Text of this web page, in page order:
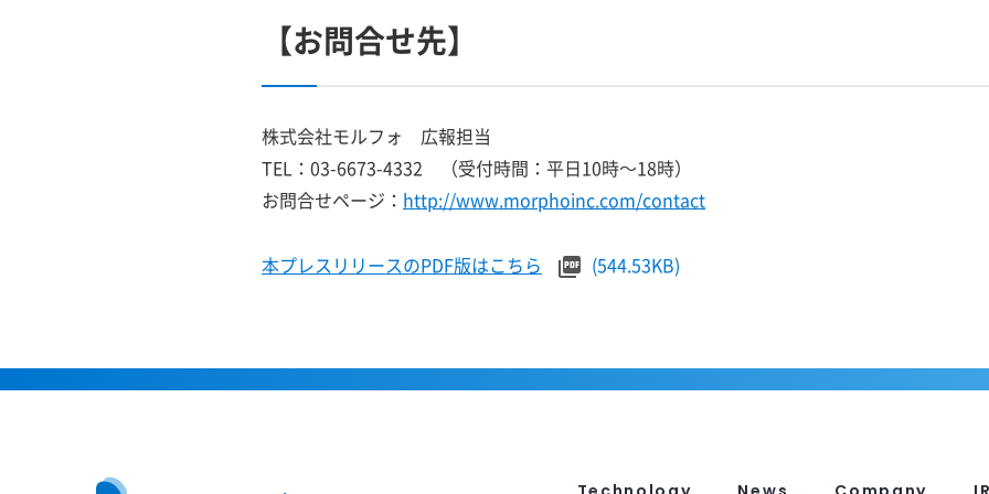
【お問合せ先】
株式会社モルフォ 広報担当
TEL：03-6673-4332 （受付時間：平日10時～18時）
お問合せページ： http://www.morphoinc.com/contact
本プレスリリースのPDF版はこちら (544.53KB)